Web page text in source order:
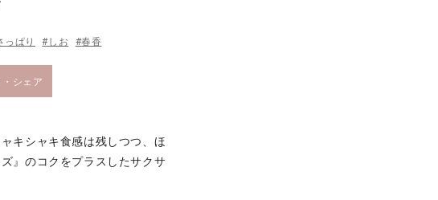
っぱり #しお #春香
・シェア
キシャキ食感は残しつつ、ほ
』のコクをプラスしたサクサ